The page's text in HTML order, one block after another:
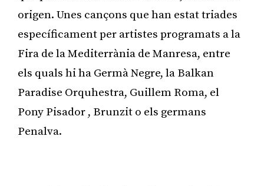
origen. Unes cançons que han estat triades
específicament per artistes programats a la
Fira de la Mediterrània de Manresa, entre
els quals hi ha Germà Negre, la Balkan
Paradise Orquhestra, Guillem Roma, el
Pony Pisador , Brunzit o els germans
Penalva.